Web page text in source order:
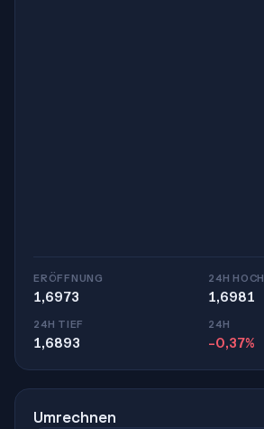
ERÖFFNUNG
1,6973
24H HOCH
1,6981
24H TIEF
1,6893
24H
-0,37%
Umrechnen